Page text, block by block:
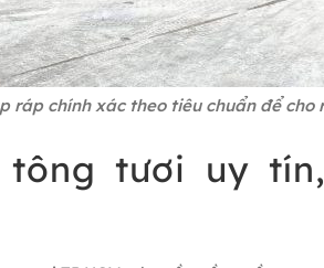
ráp chính xác theo tiêu chuẩn để cho
tươi uy